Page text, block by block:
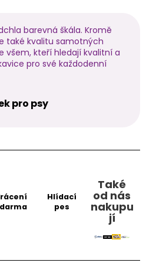
barevná škála. Kromě
také kvalitu samotných
všem, kteří hledají kvalitní a
pro své každodenní
pro psy
Hlídací
pes
Také
od nás
nakupu
jí